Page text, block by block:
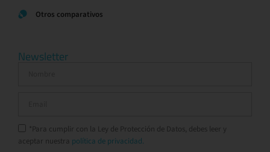
Otros comparativos
Newsletter
*Para cumplir con la Ley de Protección de Datos, debes leer y
aceptar nuestra política de privacidad.